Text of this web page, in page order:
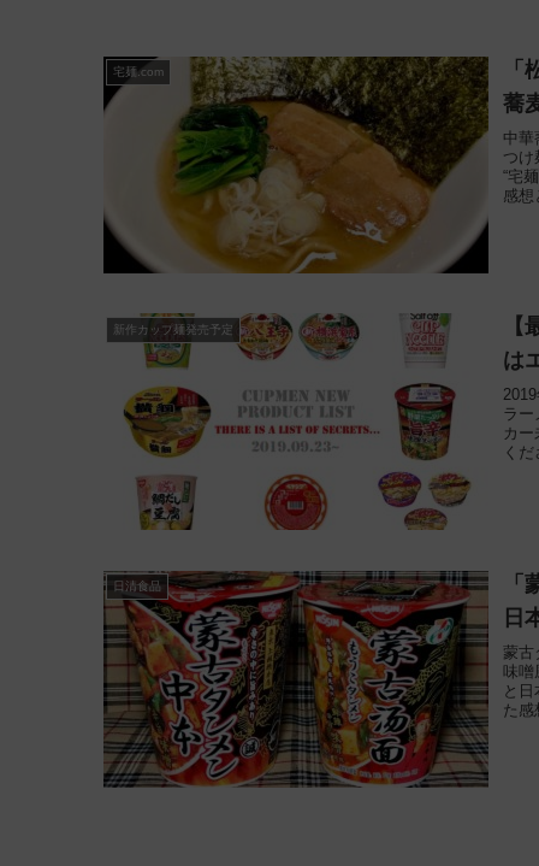
宅麺.com
蕎
中華
つけ
“宅
感想
新作カップ麺発売予定
は
ラー
カ
く
日清食品
日
蒙古
味
と
た感